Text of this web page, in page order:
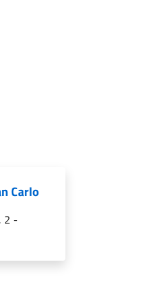
Carlo
2 -